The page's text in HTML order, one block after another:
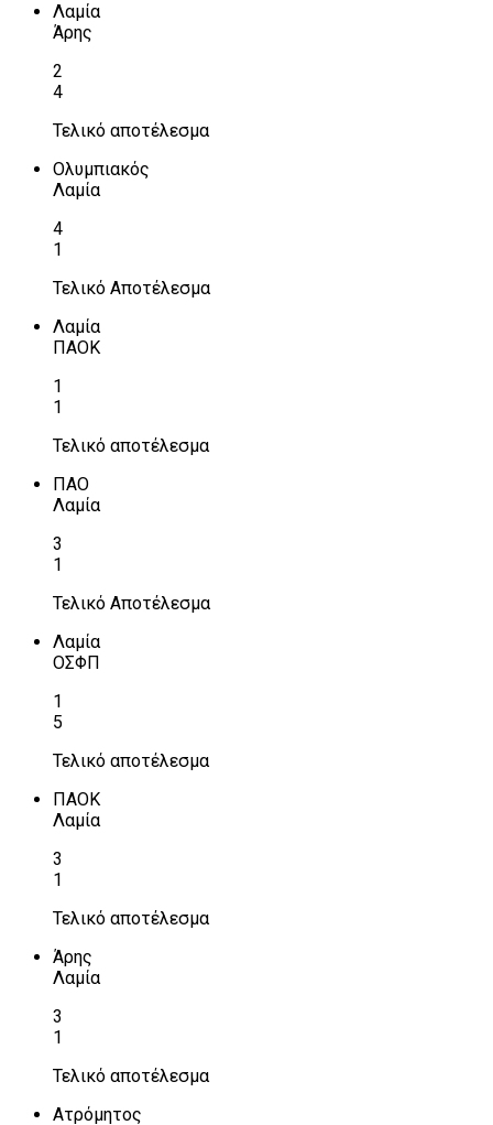
Λαμία
Άρης
2
4
Τελικό αποτέλεσμα
Ολυμπιακός
Λαμία
4
1
Τελικό Αποτέλεσμα
Λαμία
ΠΑΟΚ
1
1
Τελικό αποτέλεσμα
ΠΑΟ
Λαμία
3
1
Τελικό Αποτέλεσμα
Λαμία
ΟΣΦΠ
1
5
Τελικό αποτέλεσμα
ΠΑΟΚ
Λαμία
3
1
Τελικό αποτέλεσμα
Άρης
Λαμία
3
1
Τελικό αποτέλεσμα
Ατρόμητος